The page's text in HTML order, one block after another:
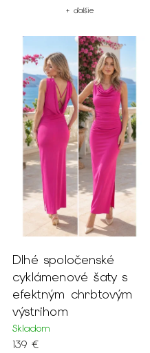
+ ďalšie
Dlhé spoločenské
cyklámenové šaty s
efektným chrbtovým
výstrihom
Skladom
139 €